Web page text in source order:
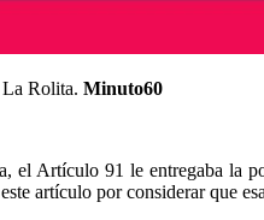
La Rolita. Minuto60
Artículo 91 le entregaba la
artículo por considerar que